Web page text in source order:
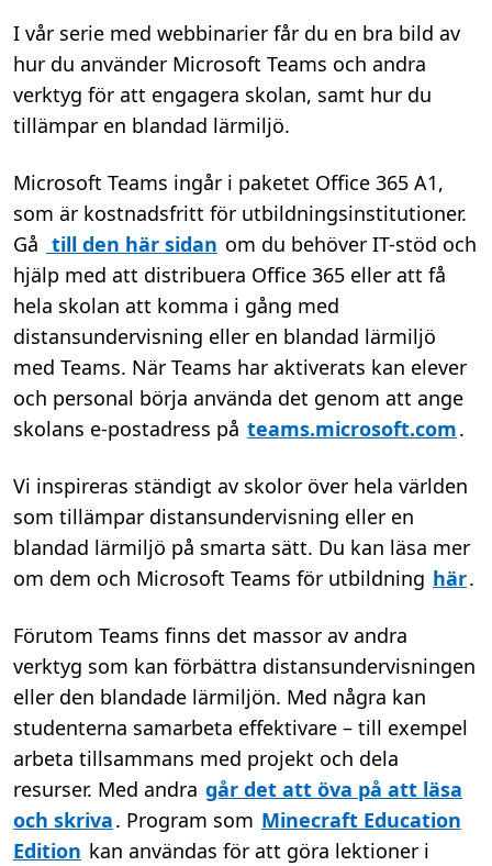
I vår serie med webbinarier får du en bra bild av
hur du använder Microsoft Teams och andra
verktyg för att engagera skolan, samt hur du
tillämpar en blandad lärmiljö.
Microsoft Teams ingår i paketet Office 365 A1,
som är kostnadsfritt för utbildningsinstitutioner.
Gå till den här sidan om du behöver IT-stöd och
hjälp med att distribuera Office 365 eller att få
hela skolan att komma i gång med
distansundervisning eller en blandad lärmiljö
med Teams. När Teams har aktiverats kan elever
och personal börja använda det genom att ange
skolans e-postadress på teams.microsoft.com.
Vi inspireras ständigt av skolor över hela världen
som tillämpar distansundervisning eller en
blandad lärmiljö på smarta sätt. Du kan läsa mer
om dem och Microsoft Teams för utbildning här.
Förutom Teams finns det massor av andra
verktyg som kan förbättra distansundervisningen
eller den blandade lärmiljön. Med några kan
studenterna samarbeta effektivare – till exempel
arbeta tillsammans med projekt och dela
resurser. Med andra går det att öva på att läsa
och skriva. Program som Minecraft Education
Edition kan användas för att göra lektioner i